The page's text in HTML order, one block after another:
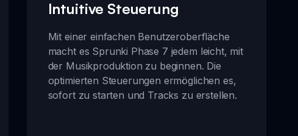
Intuitive Steuerung
Mit einer einfachen Benutzeroberfläche
macht es Sprunki Phase 7 jedem leicht, mit
der Musikproduktion zu beginnen. Die
optimierten Steuerungen ermöglichen es,
sofort zu starten und Tracks zu erstellen.